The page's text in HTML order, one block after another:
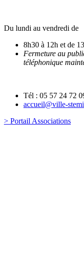
Du lundi au vendredi de
8h30 à 12h et de
Fermeture au
téléphonique
Tél : 05 57 24 72
accueil@ville-
> Portail Associations